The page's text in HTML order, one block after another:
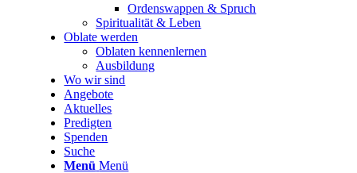
Ordenswappen & Spruch
Spiritualität & Leben
Oblate werden
Oblaten kennenlernen
Ausbildung
Wo wir sind
Angebote
Aktuelles
Predigten
Spenden
Suche
Menü Menü